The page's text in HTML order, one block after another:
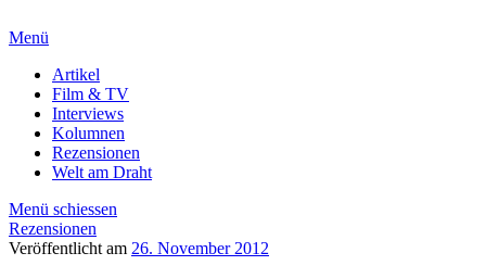
Menü
Artikel
Film & TV
Interviews
Kolumnen
Rezensionen
Welt am Draht
Menü schiessen
Rezensionen
Veröffentlicht am 26. November 2012